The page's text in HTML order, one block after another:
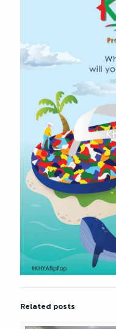
Related posts